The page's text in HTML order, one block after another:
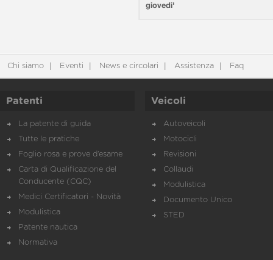
giovedi'
Chi siamo Eventi News e circolari Assistenza Faq
Patenti
La patente di guida
Tutte le pratiche
Foglio rosa e prove d’esame
Carta di Qualificazione del
Conducente (CQC)
Medici Certificatori - Novità
Modulistica
Patente nautica
Normativa
Veicoli
Autoveicoli
Motocicli
Revisioni
Collaudi
Modulistica
Documento Unico
STED